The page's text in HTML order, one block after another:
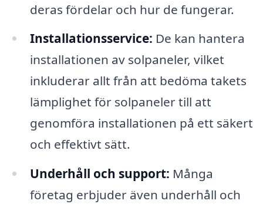
deras fördelar och hur de fungerar.
Installationsservice: De kan hantera
installationen av solpaneler, vilket
inkluderar allt från att bedöma takets
lämplighet för solpaneler till att
genomföra installationen på ett säkert
och effektivt sätt.
Underhåll och support: Många
företag erbjuder även underhåll och